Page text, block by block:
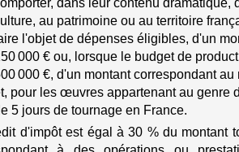
au patrimoine ou au territoire
l'objet de dépenses éligibles, d'un
000 € ou, lorsque le budget de
000 €, d'un montant correspondant
pour les œuvres appartenant au genre
5 jours de tournage en France.
d'impôt est égal à 30 % du montant